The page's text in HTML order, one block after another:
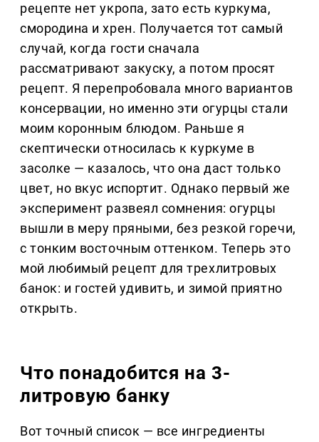
рецепте нет укропа, зато есть куркума,
смородина и хрен. Получается тот самый
случай, когда гости сначала
рассматривают закуску, а потом просят
рецепт. Я перепробовала много вариантов
консервации, но именно эти огурцы стали
моим коронным блюдом. Раньше я
скептически относилась к куркуме в
засолке — казалось, что она даст только
цвет, но вкус испортит. Однако первый же
эксперимент развеял сомнения: огурцы
вышли в меру пряными, без резкой горечи,
с тонким восточным оттенком. Теперь это
мой любимый рецепт для трехлитровых
банок: и гостей удивить, и зимой приятно
открыть.
Что понадобится на 3-
литровую банку
Вот точный список — все ингредиенты